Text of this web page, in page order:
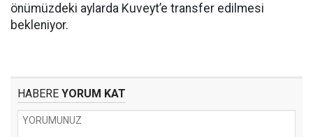
önümüzdeki aylarda Kuveyt’e transfer edilmesi
bekleniyor.
HABERE YORUM KAT